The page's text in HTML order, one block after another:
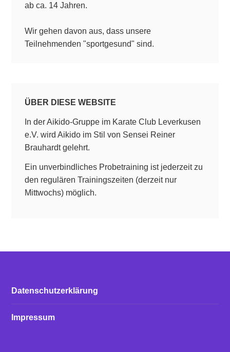
ab ca. 14 Jahren.
Wir gehen davon aus, dass unsere
Teilnehmenden "sportgesund" sind.
ÜBER DIESE WEBSITE
In der Aikido-Gruppe im Karate Club Leverkusen
e.V. wird Aikido im Stil von Sensei Reiner
Brauhardt gelehrt.
Ein unverbindliches Probetraining ist jederzeit zu
den regulären Trainingszeiten (derzeit nur
Mittwochs) möglich.
Datenschutzerklärung
Impressum